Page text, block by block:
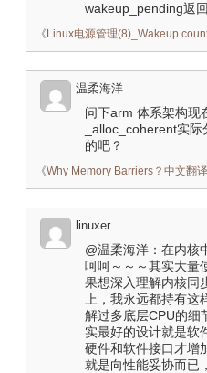
wakeup_pending返
《 Linux电源管理(8)_Wakeup
温柔海洋
问下arm 体系架构现
_alloc_coherent实
的吧？
《Why Memory Barriers？中文翻译
linuxer
@温柔海洋：在内核
呵呵～～～其实大量
果想深入理解内核同
上，我永远都持有
解过多底层CPU的细
实最好的设计就是软
硬件和软件接口才增
就是向性能妥协而已